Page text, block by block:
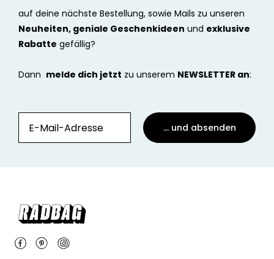
auf deine nächste Bestellung, sowie Mails zu unseren
Neuheiten, geniale Geschenkideen und exklusive
Rabatte gefällig?
Dann melde dich jetzt zu unserem NEWSLETTER an:
... und absenden